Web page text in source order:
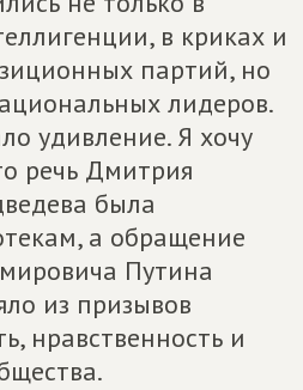
в криках и
партий, но
лидеров.
удивление. Я хочу
речь Дмитрия
была
а обращение
Путина
из призывов
нравственность и